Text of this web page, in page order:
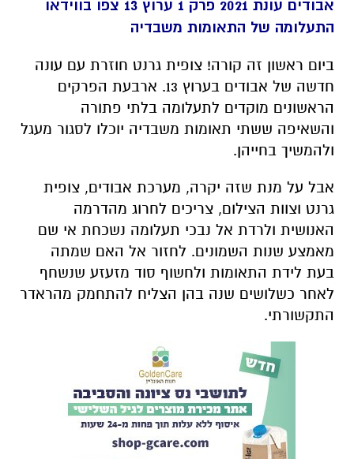
אבודים עונת 2021 פרק 1 ערוץ 13 צפו בווידאו
התעלומה של התאומות משבדיה
ביום ראשון זה קורה! צופית גרנט חוזרת עם עונה
חדשה של אבודים בערוץ 13. ארבעת הפרקים
הראשונים מוקדים לתעלומה בלתי פתורה
והשאיפה ששתי תאומות משבדיה יוכלו לסגור מעגל
ולהמשיך בחייהן.
אבל על מנת שזה יקרה, מערכת אבודים, צופית
גרנט וצוות הצילום, צריכים לחרוג מהדרמה
האנושית ולרדת אל נבכי תעלומה נשכחת אי שם
מאמצע שנות השמונים. לחזור אל האם שמתה
בעת לידת התאומות ולחשוף סוד מזעזע שנשחף
לאחר כשלושים שנה בהן הצליח להתחמק מהראדר
התקשורתי.